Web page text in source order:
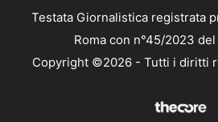
Testata Giornalistica registrata
Roma con n°45/2023
Copyright ©2026 - Tutti i diritti